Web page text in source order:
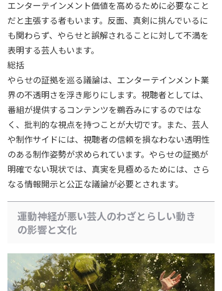
エンターテインメント価値を高めるために必要なこと
だと主張する者もいます。反面、真剣に挑んでいるに
も関わらず、やらせと誤解されることに対して不満を
表明する芸人もいます。
総括
やらせの証拠を巡る議論は、エンターテインメント業
界の不透明さを浮き彫りにします。視聴者としては、
番組が提供するコンテンツを鵜呑みにするのではな
く、批判的な視点を持つことが大切です。また、芸人
や制作サイドには、視聴者の信頼を損なわない透明性
のある制作姿勢が求められています。やらせの証拠が
明確でない現状では、真実を見極めるためには、さら
なる情報開示と公正な議論が必要とされます。
運動神経が悪い芸人のわざとらしい動き
の影響と文化